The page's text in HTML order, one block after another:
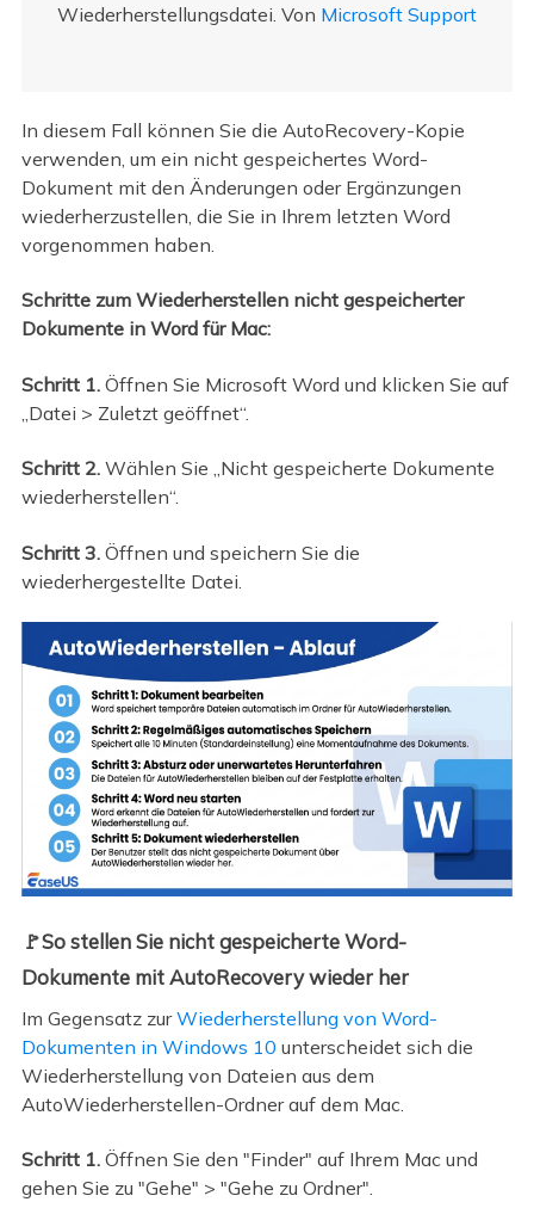
Wiederherstellungsdatei. Von Microsoft Support
In diesem Fall können Sie die AutoRecovery-Kopie
verwenden, um ein nicht gespeichertes Word-
Dokument mit den Änderungen oder Ergänzungen
wiederherzustellen, die Sie in Ihrem letzten Word
vorgenommen haben.
Schritte zum Wiederherstellen nicht gespeicherter
Dokumente in Word für Mac:
Schritt 1.Öffnen Sie Microsoft Word und klicken Sie auf
„Datei > Zuletzt geöffnet“.
Schritt 2.Wählen Sie „Nicht gespeicherte Dokumente
wiederherstellen“.
Schritt 3.Öffnen und speichern Sie die
wiederhergestellte Datei.
🚩So stellen Sie nicht gespeicherte Word-
Dokumente mit AutoRecovery wieder her
Im Gegensatz zurWiederherstellung von Word-
Dokumenten in Windows 10 unterscheidet sich die
Wiederherstellung von Dateien aus dem
AutoWiederherstellen-Ordner auf dem Mac.
Schritt 1.Öffnen Sie den "Finder" auf Ihrem Mac und
gehen Sie zu "Gehe" > "Gehe zu Ordner".